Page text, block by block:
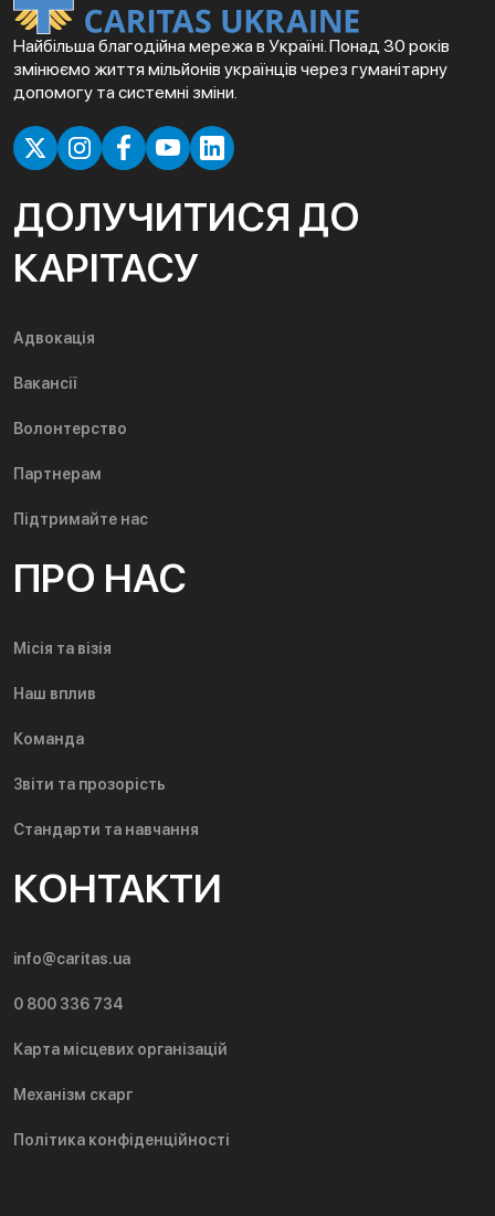
Найбільша благодійна мережа в Україні. Понад 30 років
змінюємо життя мільйонів українців через гуманітарну
допомогу та системні зміни.
ДОЛУЧИТИСЯ ДО
КАРІТАСУ
Адвокація
Вакансії
Волонтерство
Партнерам
Підтримайте нас
ПРО НАС
Місія та візія
Наш вплив
Команда
Звіти та прозорість
Стандарти та навчання
КОНТАКТИ
info@caritas.ua
0 800 336 734
Карта місцевих організацій
Механізм скарг
Політика конфіденційності